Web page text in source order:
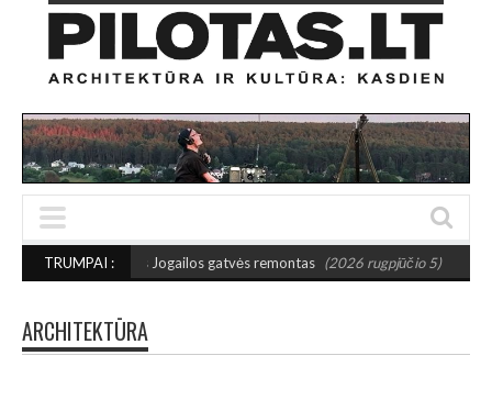
TRUMPAI :
Jogailos gatvės remontas (2026 rugpjūčio 5) NAUJA LAUKO
ARCHITEKTŪRA